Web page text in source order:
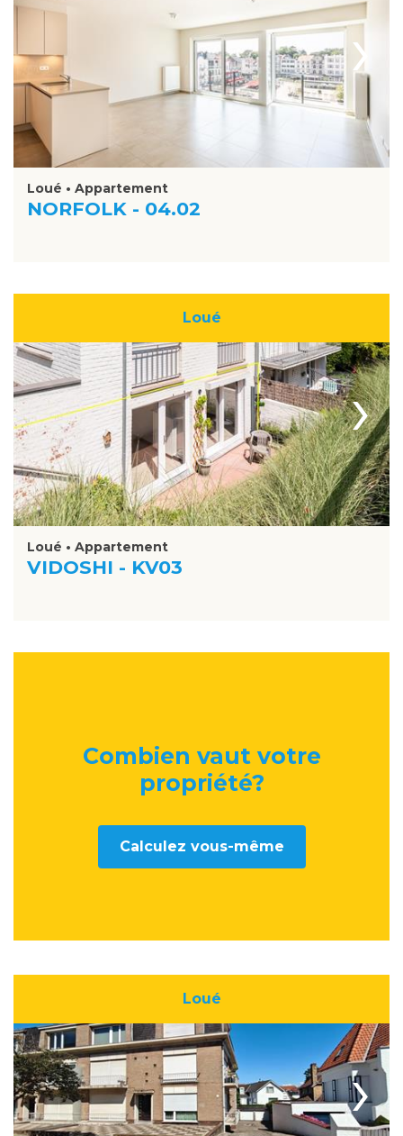
›
Loué • Appartement
NORFOLK - 04.02
Loué
›
Loué • Appartement
VIDOSHI - KV03
Combien vaut votre
propriété?
Calculez vous-même
Loué
›